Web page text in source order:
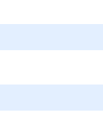
出資、運営：現在ジ
営しております！
コンテンツ調達、販売
例）「カメラを止める